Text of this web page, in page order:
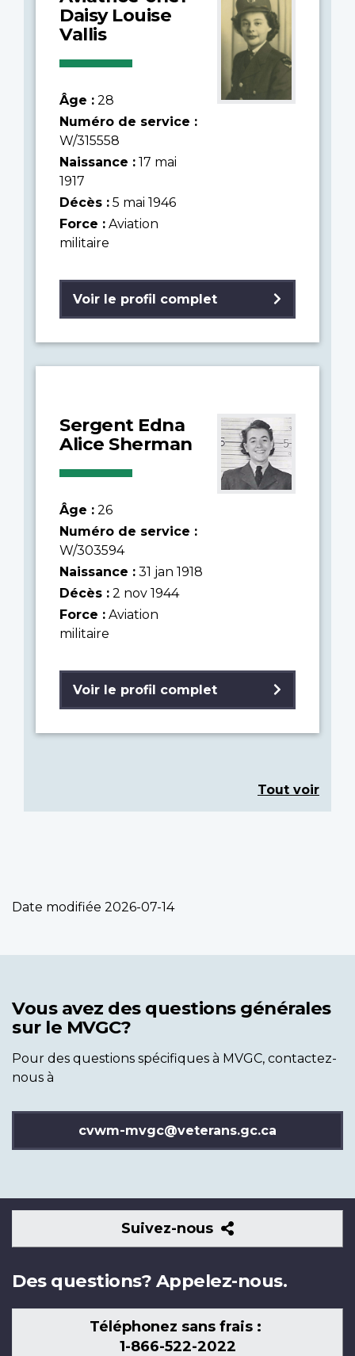
Daisy Louise
Vallis
Âge : 28
Numéro de service :
W/315558
Naissance : 17 mai
1917
Décès : 5 mai 1946
Force : Aviation
militaire
Voir le profil complet
Sergent Edna
Alice Sherman
Âge : 26
Numéro de service :
W/303594
Naissance : 31 jan 1918
Décès : 2 nov 1944
Force : Aviation
militaire
Voir le profil complet
Tout voir
Date modifiée 2026-07-14
Vous avez des questions générales
sur le MVGC?
Pour des questions spécifiques à MVGC, contactez-
nous à
cvwm-mvgc@veterans.gc.ca
Suivez-nous
Suivez-
nous
Des questions? Appelez-nous.
Téléphonez sans frais :
1-866-522-2022